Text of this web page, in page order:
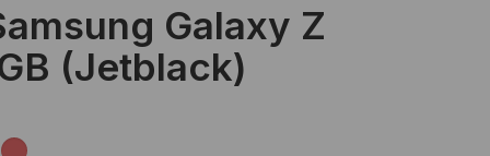
Galaxy Z
(Jetblack)